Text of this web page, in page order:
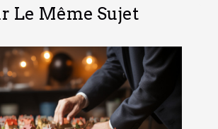
Le Même Sujet